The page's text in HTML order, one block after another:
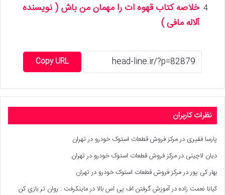
خلاصه کتاب قهوه ات را مهمان من باش ( نویسنده
آلاله مافی )
Copy URL
نظرات کاربران
پارسا فقیری درمرکز فروش قطعات استوک خودرو در تهران
دیان لاچینی درمرکز فروش قطعات استوک خودرو در تهران
بهار کی پوردرمرکز فروش قطعات استوک خودرو در تهران
کیانا نعمت زادهدرآموزش گرفتن اف پی اس بالا در ماینکرفت : روان تر بازی کن